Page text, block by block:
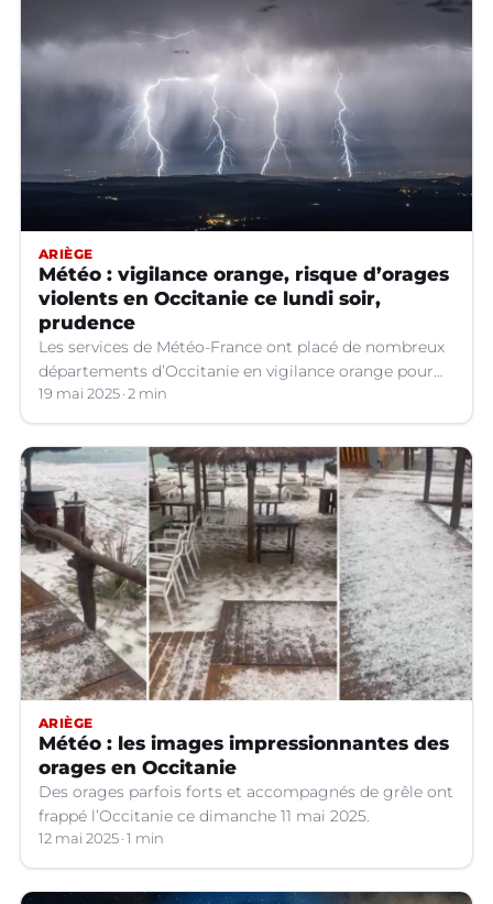
ARIÈGE
Météo : vigilance orange, risque d’orages
violents en Occitanie ce lundi soir,
prudence
Les services de Météo-France ont placé de nombreux
départements d’Occitanie en vigilance orange pour
les orages violents.
19 mai 2025 2 min
ARIÈGE
Météo : les images impressionnantes des
orages en Occitanie
Des orages parfois forts et accompagnés de grêle ont
frappé l’Occitanie ce dimanche 11 mai 2025.
12 mai 2025 1 min